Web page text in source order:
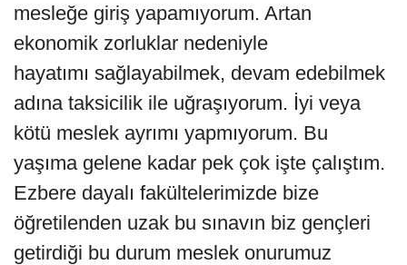
mesleğe giriş yapamıyorum. Artan
ekonomik zorluklar nedeniyle
hayatımı sağlayabilmek, devam edebilmek
adına taksicilik ile uğraşıyorum. İyi veya
kötü meslek ayrımı yapmıyorum. Bu
yaşıma gelene kadar pek çok işte çalıştım.
Ezbere dayalı fakültelerimizde bize
öğretilenden uzak bu sınavın biz gençleri
getirdiği bu durum meslek onurumuz